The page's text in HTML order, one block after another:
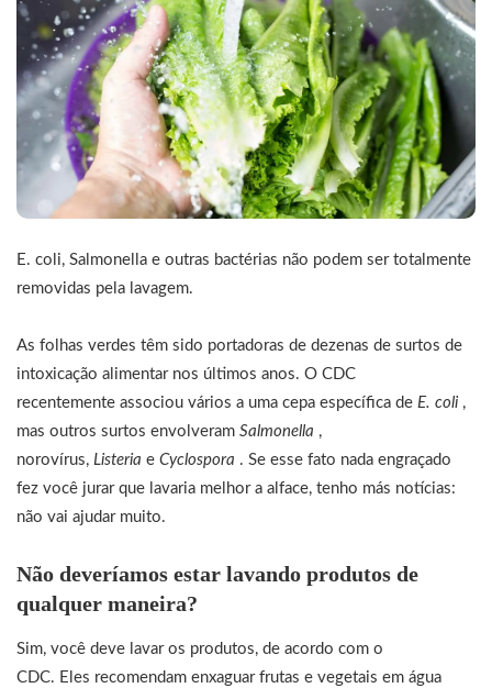
E. coli, Salmonella e outras bactérias não podem ser totalmente
removidas pela lavagem.
As folhas verdes têm sido portadoras de dezenas de surtos de
intoxicação alimentar nos últimos anos. O CDC
recentemente associou vários a uma cepa específica de E. coli ,
mas outros surtos envolveram Salmonella ,
norovírus, Listeria e Cyclospora . Se esse fato nada engraçado
fez você jurar que lavaria melhor a alface, tenho más notícias:
não vai ajudar muito.
Não deveríamos estar lavando produtos de
qualquer maneira?
Sim, você deve lavar os produtos, de acordo com o
CDC. Eles recomendam enxaguar frutas e vegetais em água